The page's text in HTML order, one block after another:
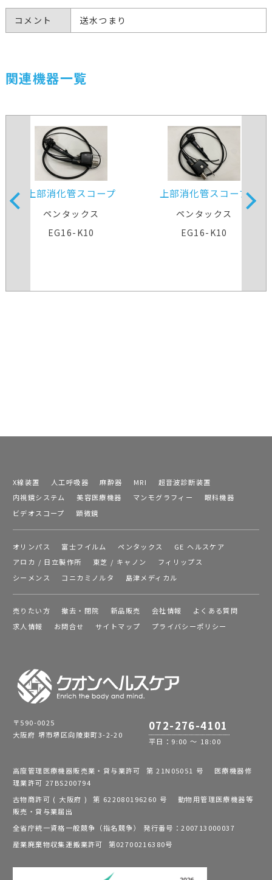
コメント 送水つまり
関連機器一覧
上部消化管スコープ
ペンタックス
EG16-K10
上部消化管スコープ
ペンタックス
EG16-K10
X線装置 人工呼吸器 麻酔器 MRI
超音波診断装置
内視鏡システム
美容医療機器 マンモグラフィー
眼科機器
ビデオスコープ
顕微鏡
オリンパス 富士フイルム ペンタックス
GE ヘルスケア
アロカ / 日立製作所
東芝 / キャノン
フィリップス
シーメンス
コニカミノルタ 島津メディカル
売りたい方 撤去・閉院 新品販売 会社情報
よくある質問
求人情報
お問合せ サイトマップ プライバシーポリシー
〒590-0025
大阪府 堺市堺区向陵東町3-2-20
072-276-4101
平日：9:00 ～ 18:00
高度管理医療機器販売業・貸与業許可 第 21N05051 号 医療機器修
理業許可 27BS200794
古物商許可 ( 大阪府 ) 第 622080196260 号 動物用管理医療機器等
販売・貸与業届出
全省庁統一資格一般競争（指名競争） 発行番号：200713000037
産業廃棄物収集運搬業許可 第02700216380号